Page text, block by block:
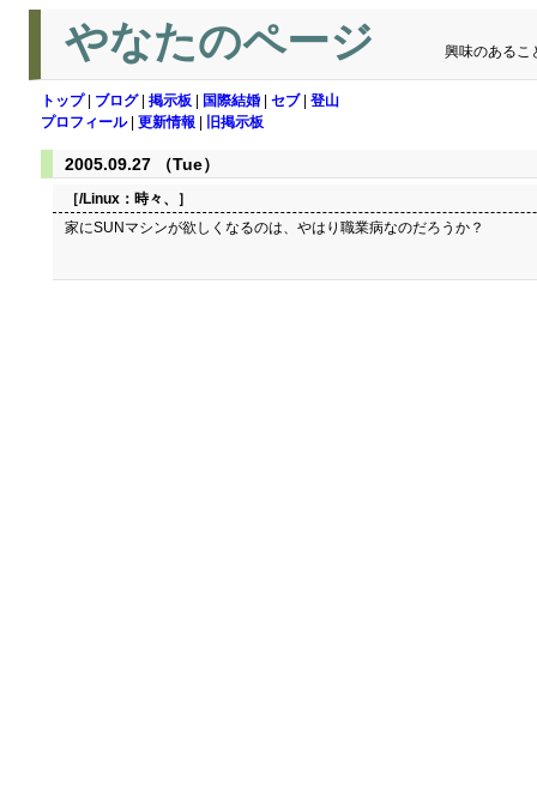
やなたのページ 興味のあるこ
トップ| ブログ| 掲示板 国際結婚 セブ| 登山
プロフィール| 更新情報 旧掲示板
2005.09.27 （Tue）
［/Linux： 時々、 ］
家にSUNマシンが欲しくなるのは、やはり職業病なのだろうか？